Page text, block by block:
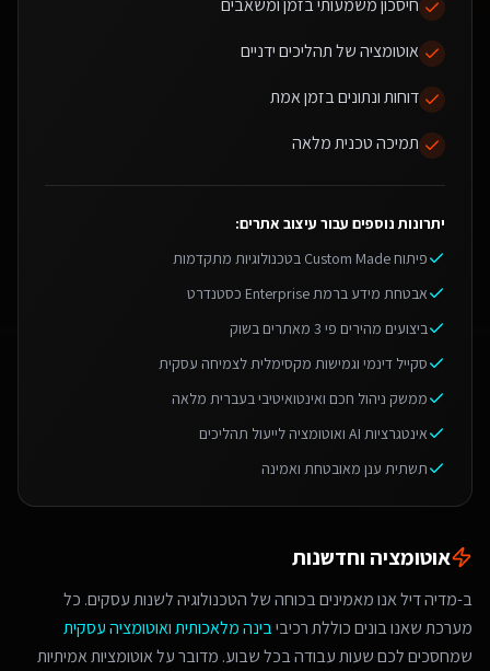
חיסכון משמעותי בזמן ומשאבים
אוטומציה של תהליכים ידניים
דוחות ונתונים בזמן אמת
תמיכה טכנית מלאה
יתרונות נוספים עבור עיצוב אתרים:
פיתוח Custom Made בטכנולוגיות מתקדמות
אבטחת מידע ברמת Enterprise כסטנדרט
ביצועים מהירים פי 3 מאתרים בשוק
סקייל דינמי וגמישות מקסימלית לצמיחה עסקית
ממשק ניהול חכם ואינטואיטיבי בעברית מלאה
אינטגרציות AI ואוטומציה לייעול תהליכים
תשתית ענן מאובטחת ואמינה
אוטומציה וחדשנות
ב-מדיה דיל אנו מאמינים בכוחה של הטכנולוגיה לשנות עסקים. כל
מערכת שאנו בונים כוללת רכיביבינה מלאכותיתואוטומציה עסקית
שמחסכים לכם שעות עבודה בכל שבוע. מדובר על אוטומציות אמיתיות